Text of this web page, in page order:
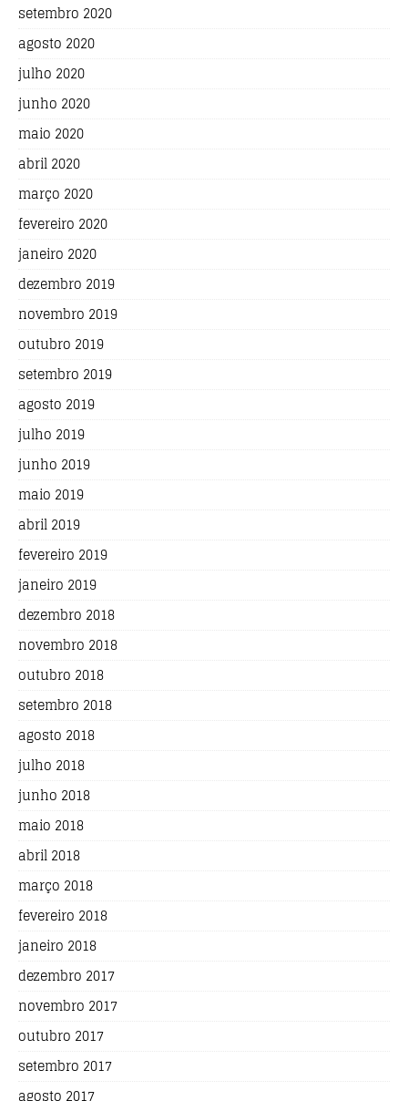
setembro 2020
agosto 2020
julho 2020
junho 2020
maio 2020
abril 2020
março 2020
fevereiro 2020
janeiro 2020
dezembro 2019
novembro 2019
outubro 2019
setembro 2019
agosto 2019
julho 2019
junho 2019
maio 2019
abril 2019
fevereiro 2019
janeiro 2019
dezembro 2018
novembro 2018
outubro 2018
setembro 2018
agosto 2018
julho 2018
junho 2018
maio 2018
abril 2018
março 2018
fevereiro 2018
janeiro 2018
dezembro 2017
novembro 2017
outubro 2017
setembro 2017
agosto 2017